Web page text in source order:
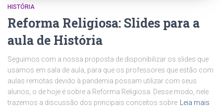
HISTÓRIA
Reforma Religiosa: Slides para a
aula de História
Seguimos com a nossa proposta de disponibilizar os slides que
usamos em sala de aula, para que os professores que estão com
aulas remotas devido à pandemia possam utilizar com seus
alunos, o de hoje é sobre a Reforma Religiosa. Desse modo, nele
trazemos a discussão dos principais conceitos sobre Leia mais